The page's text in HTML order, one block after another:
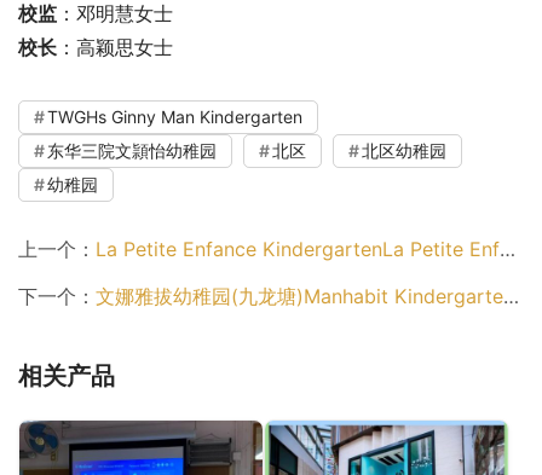
校监 ：邓明慧女士
校长 ：高颖思女士
TWGHs Ginny Man Kindergarten
东华三院文頴怡幼稚园
北区
北区幼稚园
幼稚园
上一个： La Petite Enfance KindergartenLa Petite Enfance Kindergarten（离岛区幼稚园）
下一个： 文娜雅拔幼稚园(九龙塘)Manhabit Kindergarten (Kowloon Tong)（九龙城区幼稚园）
相关产品